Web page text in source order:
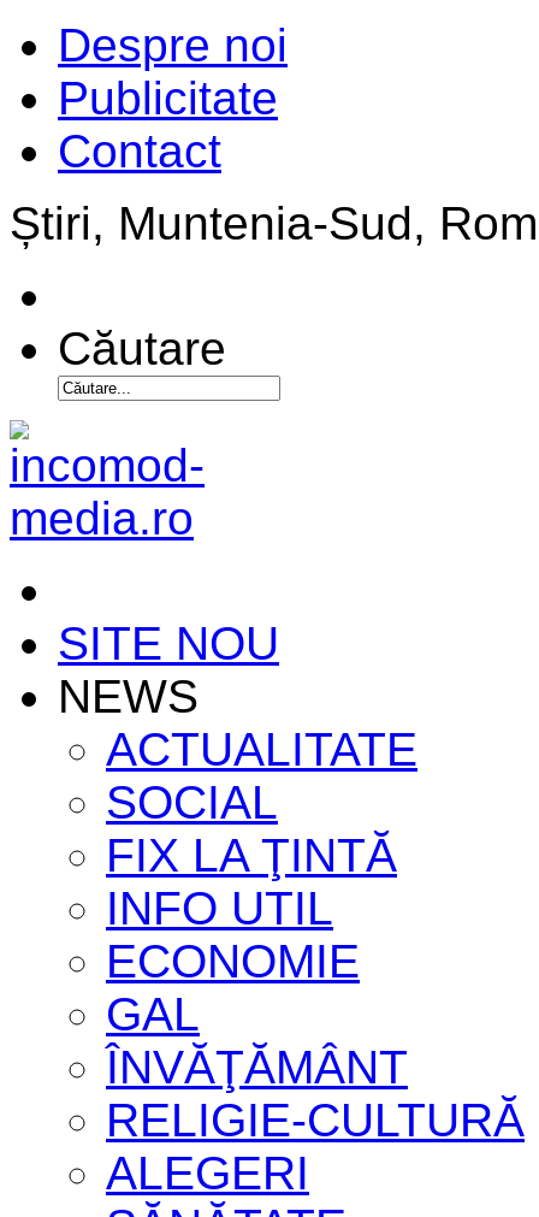
Despre noi
Publicitate
Contact
Știri, Muntenia-Sud,
Căutare
SITE NOU
NEWS
ACTUALITATE
SOCIAL
FIX LA ŢINTĂ
INFO UTIL
ECONOMIE
GAL
ÎNVĂŢĂMÂNT
RELIGIE-CULTURĂ
ALEGERI